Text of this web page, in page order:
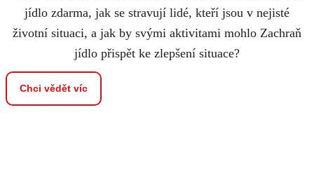
jídlo zdarma, jak se stravují lidé, kteří jsou v nejisté
životní situaci, a jak by svými aktivitami mohlo Zachraň
jídlo přispět ke zlepšení situace?
Chci vědět víc